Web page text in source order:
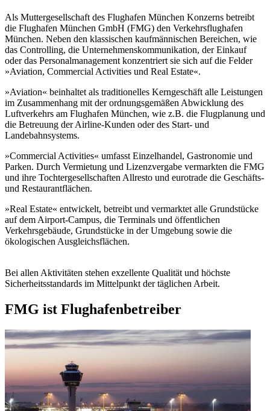
Als Muttergesellschaft des Flughafen München Konzerns betreibt
die Flughafen München GmbH (FMG) den Verkehrsflughafen
München. Neben den klassischen kaufmännischen Bereichen, wie
das Controlling, die Unternehmenskommunikation, der Einkauf
oder das Personalmanagement konzentriert sie sich auf die Felder
»Aviation, Commercial Activities und Real Estate«.
»Aviation« beinhaltet als traditionelles Kerngeschäft alle Leistungen
im Zusammenhang mit der ordnungsgemäßen Abwicklung des
Luftverkehrs am Flughafen München, wie z.B. die Flugplanung und
die Betreuung der Airline-Kunden oder des Start- und
Landebahnsystems.
»Commercial Activities« umfasst Einzelhandel, Gastronomie und
Parken. Durch Vermietung und Lizenzvergabe vermarkten die FMG
und ihre Tochtergesellschaften Allresto und eurotrade die Geschäfts-
und Restaurantflächen.
»Real Estate« entwickelt, betreibt und vermarktet alle Grundstücke
auf dem Airport-Campus, die Terminals und öffentlichen
Verkehrsgebäude, Grundstücke in der Umgebung sowie die
ökologischen Ausgleichsflächen.
Bei allen Aktivitäten stehen exzellente Qualität und höchste
Sicherheitsstandards im Mittelpunkt der täglichen Arbeit.
FMG ist Flughafenbetreiber